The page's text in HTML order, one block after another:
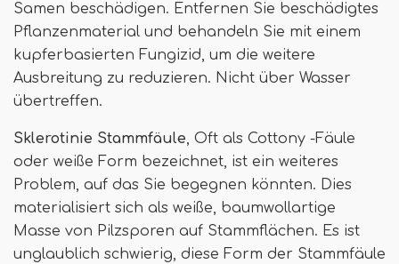
Samen beschädigen. Entfernen Sie beschädigtes
Pflanzenmaterial und behandeln Sie mit einem
kupferbasierten Fungizid, um die weitere
Ausbreitung zu reduzieren. Nicht über Wasser
übertreffen.
Sklerotinie Stammfäule, Oft als Cottony -Fäule
oder weiße Form bezeichnet, ist ein weiteres
Problem, auf das Sie begegnen könnten. Dies
materialisiert sich als weiße, baumwollartige
Masse von Pilzsporen auf Stammflächen. Es ist
unglaublich schwierig, diese Form der Stammfäule